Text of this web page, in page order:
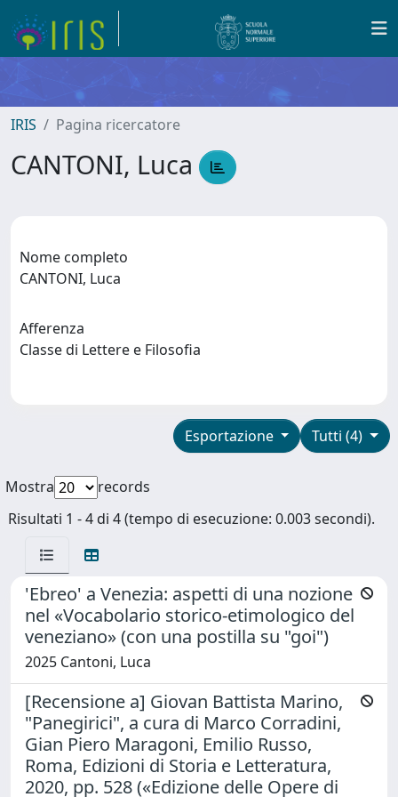
IRIS Pagina ricercatore
CANTONI, Luca
Nome completo
CANTONI, Luca
Afferenza
Classe di Lettere e Filosofia
Tutti (4)
Esportazione
Mostra
records
Risultati 1 - 4 di 4 (tempo di esecuzione: 0.003 secondi).
'Ebreo' a Venezia: aspetti di una nozione
nel «Vocabolario storico-etimologico del
veneziano» (con una postilla su "goi")
2025 Cantoni, Luca
[Recensione a] Giovan Battista Marino,
"Panegirici", a cura di Marco Corradini,
Gian Piero Maragoni, Emilio Russo,
Roma, Edizioni di Storia e Letteratura,
2020, pp. 528 («Edizione delle Opere di